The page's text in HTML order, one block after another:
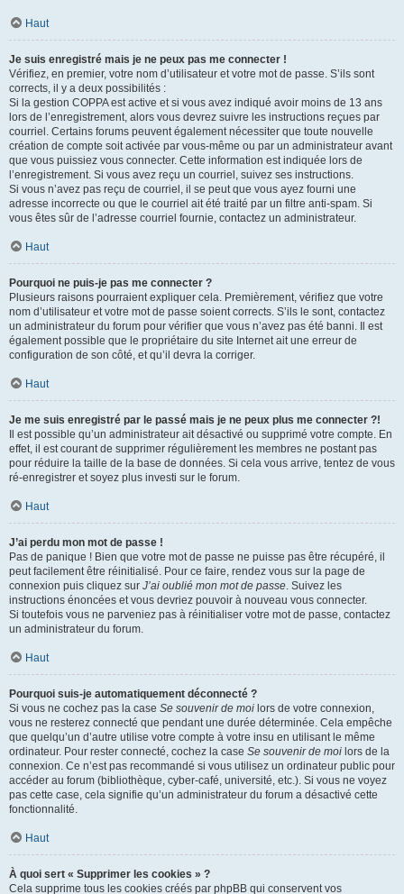
Haut
Je suis enregistré mais je ne peux pas me connecter !
Vérifiez, en premier, votre nom d’utilisateur et votre mot de passe. S’ils sont
corrects, il y a deux possibilités :
Si la gestion COPPA est active et si vous avez indiqué avoir moins de 13 ans
lors de l’enregistrement, alors vous devrez suivre les instructions reçues par
courriel. Certains forums peuvent également nécessiter que toute nouvelle
création de compte soit activée par vous-même ou par un administrateur avant
que vous puissiez vous connecter. Cette information est indiquée lors de
l’enregistrement. Si vous avez reçu un courriel, suivez ses instructions.
Si vous n’avez pas reçu de courriel, il se peut que vous ayez fourni une
adresse incorrecte ou que le courriel ait été traité par un filtre anti-spam. Si
vous êtes sûr de l’adresse courriel fournie, contactez un administrateur.
Haut
Pourquoi ne puis-je pas me connecter ?
Plusieurs raisons pourraient expliquer cela. Premièrement, vérifiez que votre
nom d’utilisateur et votre mot de passe soient corrects. S’ils le sont, contactez
un administrateur du forum pour vérifier que vous n’avez pas été banni. Il est
également possible que le propriétaire du site Internet ait une erreur de
configuration de son côté, et qu’il devra la corriger.
Haut
Je me suis enregistré par le passé mais je ne peux plus me connecter ?!
Il est possible qu’un administrateur ait désactivé ou supprimé votre compte. En
effet, il est courant de supprimer régulièrement les membres ne postant pas
pour réduire la taille de la base de données. Si cela vous arrive, tentez de vous
ré-enregistrer et soyez plus investi sur le forum.
Haut
J’ai perdu mon mot de passe !
Pas de panique ! Bien que votre mot de passe ne puisse pas être récupéré, il
peut facilement être réinitialisé. Pour ce faire, rendez vous sur la page de
connexion puis cliquez sur J’ai oublié mon mot de passe. Suivez les
instructions énoncées et vous devriez pouvoir à nouveau vous connecter.
Si toutefois vous ne parveniez pas à réinitialiser votre mot de passe, contactez
un administrateur du forum.
Haut
Pourquoi suis-je automatiquement déconnecté ?
Si vous ne cochez pas la case Se souvenir de moi lors de votre connexion,
vous ne resterez connecté que pendant une durée déterminée. Cela empêche
que quelqu’un d’autre utilise votre compte à votre insu en utilisant le même
ordinateur. Pour rester connecté, cochez la case Se souvenir de moi lors de la
connexion. Ce n’est pas recommandé si vous utilisez un ordinateur public pour
accéder au forum (bibliothèque, cyber-café, université, etc.). Si vous ne voyez
pas cette case, cela signifie qu’un administrateur du forum a désactivé cette
fonctionnalité.
Haut
À quoi sert « Supprimer les cookies » ?
Cela supprime tous les cookies créés par phpBB qui conservent vos